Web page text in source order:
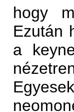
hogy
Ezután
a